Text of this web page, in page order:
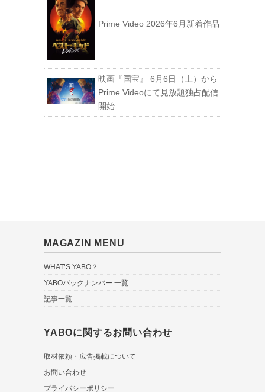
Prime Video 2026年6月新着作品
映画『国宝』 6月6日（土）から
Prime Videoにて見放題独占配信
開始
MAGAZIN MENU
WHAT’S YABO？
YABOバックナンバー 一覧
記事一覧
YABOに関するお問い合わせ
取材依頼・広告掲載について
お問い合わせ
プライバシーポリシー